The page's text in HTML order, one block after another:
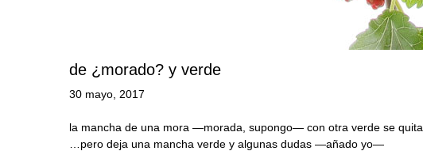
de ¿morado? y verde
30 mayo, 2017
la mancha de una mora —morada, supongo— con otra verde se quita
…pero deja una mancha verde y algunas dudas —añado yo—